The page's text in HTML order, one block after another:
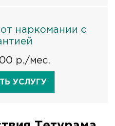
наркомании с
р./мес.
УСЛУГУ